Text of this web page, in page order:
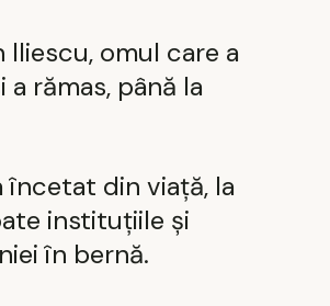
Iliescu, omul care a
rămas, până la
încetat din viață, la
instituțiile și
în bernă.